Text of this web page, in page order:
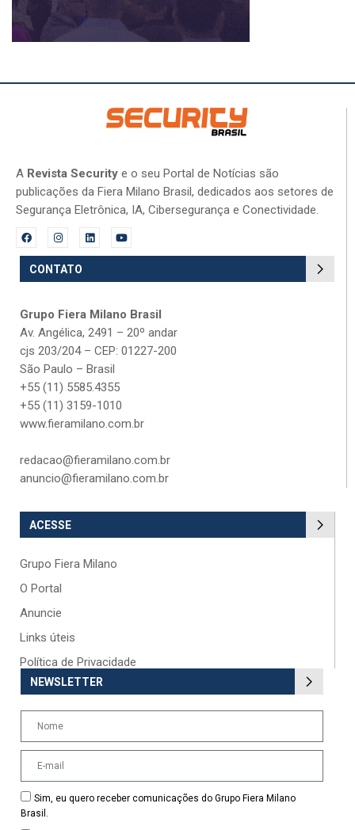
A Revista Security e o seu Portal de Notícias são
publicações da Fiera Milano Brasil, dedicados aos setores de
Segurança Eletrônica, IA, Cibersegurança e Conectividade.
CONTATO
Grupo Fiera Milano Brasil
Av. Angélica, 2491 – 20º andar
cjs 203/204 – CEP: 01227-200
São Paulo – Brasil
+55 (11) 5585.4355
+55 (11) 3159-1010
www.fieramilano.com.br
redacao@fieramilano.com.br
anuncio@fieramilano.com.br
ACESSE
Grupo Fiera Milano
O Portal
Anuncie
Links úteis
Política de Privacidade
NEWSLETTER
Sim, eu quero receber comunicações do Grupo Fiera Milano
Brasil.